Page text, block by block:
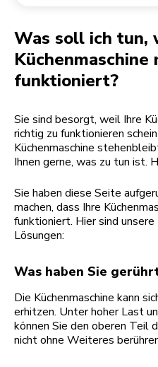
Was soll ich tun,
Küchenmaschine
funktioniert?
Sie sind besorgt, weil Ihre
richtig zu funktionieren
Küchenmaschine
Ihnen gerne, was zu tun ist.
Sie haben diese Seite
machen, dass Ihre
funktioniert. Hier sind
Lösungen:
Was haben Sie
Die Küchenmaschine kann
erhitzen. Unter hoher Last
können Sie den oberen Teil
nicht ohne Weiteres